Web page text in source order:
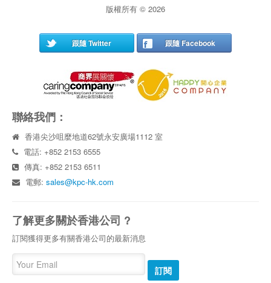
版權所有 © 2026
跟隨 Twitter 跟隨 Facebook
聯絡我們：
香港尖沙咀麼地道62號永安廣場1112 室
電話: +852 2153 6555
傳真: +852 2153 6511
電郵:sales@kpc-hk.com
了解更多關於香港公司 ?
訂閱獲得更多有關香港公司的最新消息
訂閱